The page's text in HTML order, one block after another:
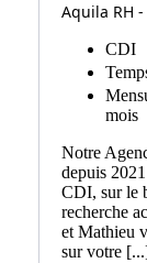
Aquila RH
CDI
mois
Notre
depuis
CDI, sur le
recherche
et Mathieu
sur votre [...]